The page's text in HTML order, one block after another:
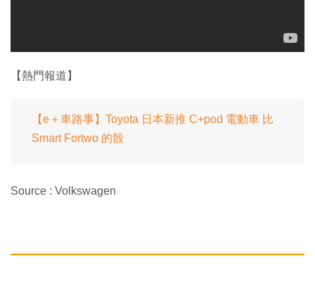
【熱門報道】
【e＋車路事】Toyota 日本新推 C+pod 電動車 比
Smart Fortwo 的骰
Source : Volkswagen